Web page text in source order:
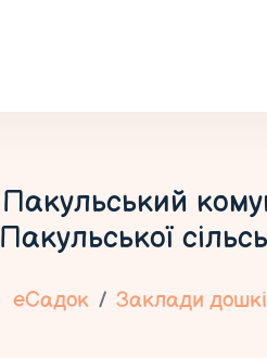
Пакульський
Пакульської
еСадок Заклади